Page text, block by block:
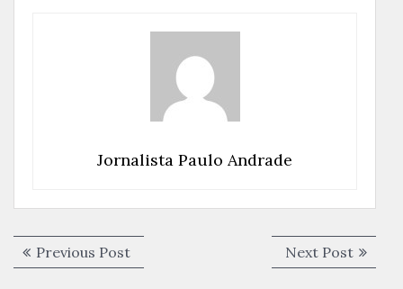
Jornalista Paulo Andrade
Navegação
de
Previous PostPrevious
post:
Next PostNext
post: